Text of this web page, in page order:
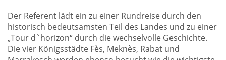
Der Referent lädt ein zu einer Rundreise durch den
historisch bedeutsamsten Teil des Landes und zu einer
„Tour d`horizon“ durch die wechselvolle Geschichte.
Die vier Königsstädte Fès, Meknès, Rabat und